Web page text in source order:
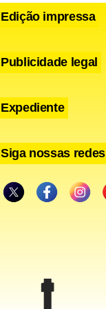
Edição impressa
Publicidade legal
Expediente
Siga nossas redes